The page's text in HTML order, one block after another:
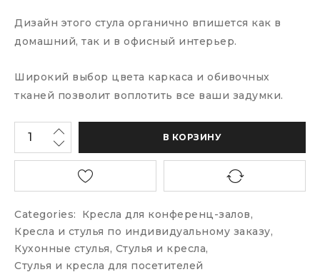
Дизайн этого стула органично впишется как в
домашний, так и в офисный интерьер.
Широкий выбор цвета каркаса и обивочных
тканей позволит воплотить все ваши задумки.
В КОРЗИНУ
Categories: Кресла для конференц-залов,
Кресла и стулья по индивидуальному заказу,
Кухонные стулья, Стулья и кресла,
Стулья и кресла для посетителей